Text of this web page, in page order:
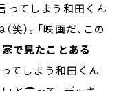
ってしまう和田くん
）。「映画だ、この
家で見たことある
ってしまう和田くん